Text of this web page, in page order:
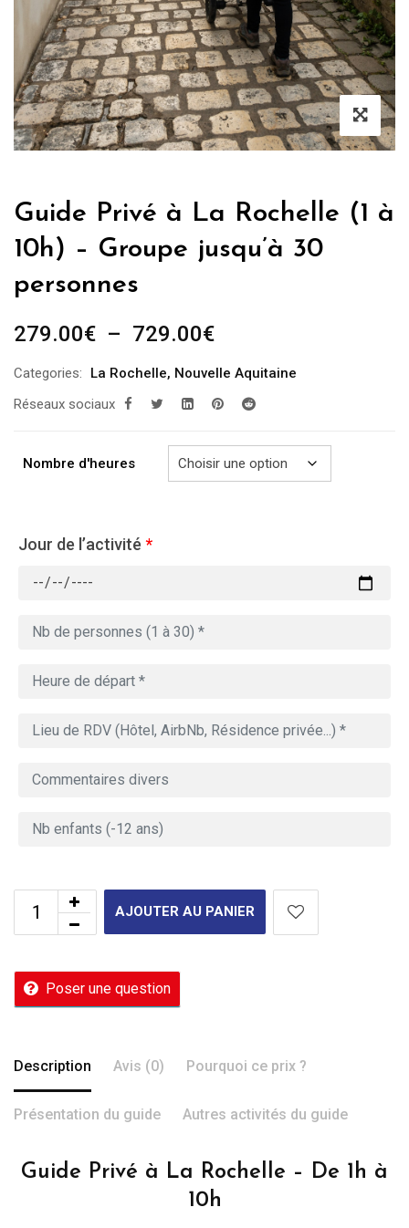
Guide Privé à La Rochelle (1 à
10h) – Groupe jusqu’à 30
personnes
279.00€ – 729.00€Plage
prix :
279.00€
729.00€
Categories: La Rochelle, Nouvelle Aquitaine
Réseaux sociaux
Nombre d'heures
Jour de l’activité *
AJOUTER AU PANIER
Poser une question
Description Avis (0) Pourquoi ce prix ?
Présentation du guide Autres activités du guide
Guide Privé à La Rochelle – De 1h à
10h